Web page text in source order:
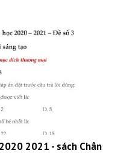
2021 - sách Chân